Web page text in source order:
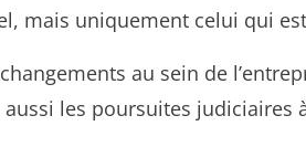
uniquement celui qui est
au sein de
les poursuites judiciaires